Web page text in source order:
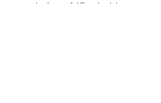
be.beautiful@outlook.be